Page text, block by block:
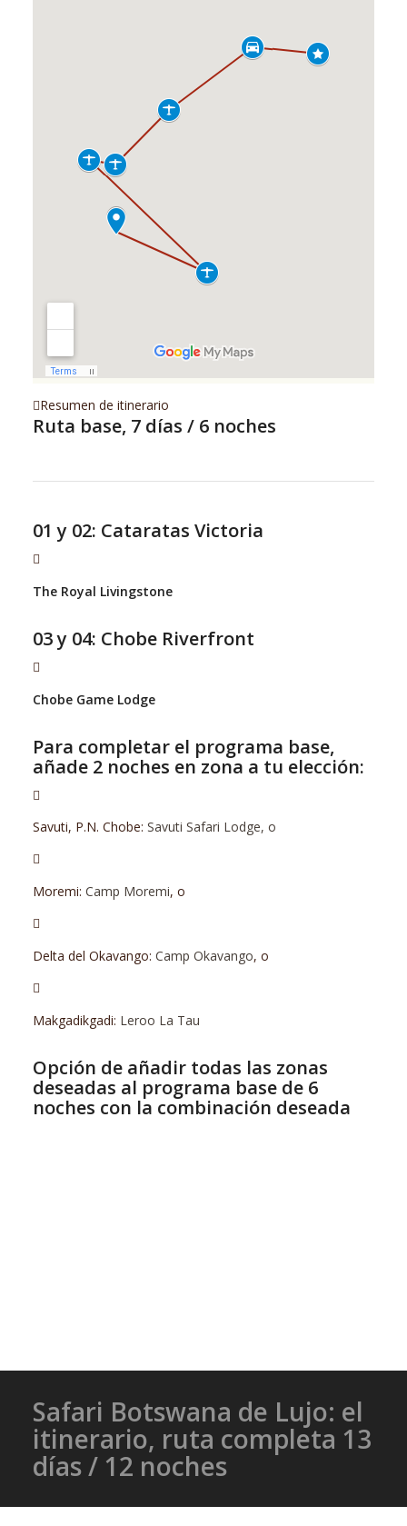
Resumen de itinerario
Ruta base, 7 días / 6 noches
01 y 02: Cataratas Victoria
The Royal Livingstone
03 y 04: Chobe Riverfront
Chobe Game Lodge
Para completar el programa base,
añade 2 noches en zona a tu elección:
Savuti, P.N. Chobe: Savuti Safari Lodge, o
Moremi: Camp Moremi, o
Delta del Okavango: Camp Okavango, o
Makgadikgadi: Leroo La Tau
Opción de añadir todas las zonas
deseadas al programa base de 6
noches con la combinación deseada
Safari Botswana de Lujo: el
itinerario, ruta completa 13
días / 12 noches